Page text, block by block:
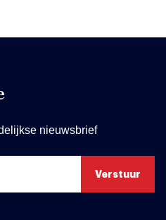
nieuwsbrief